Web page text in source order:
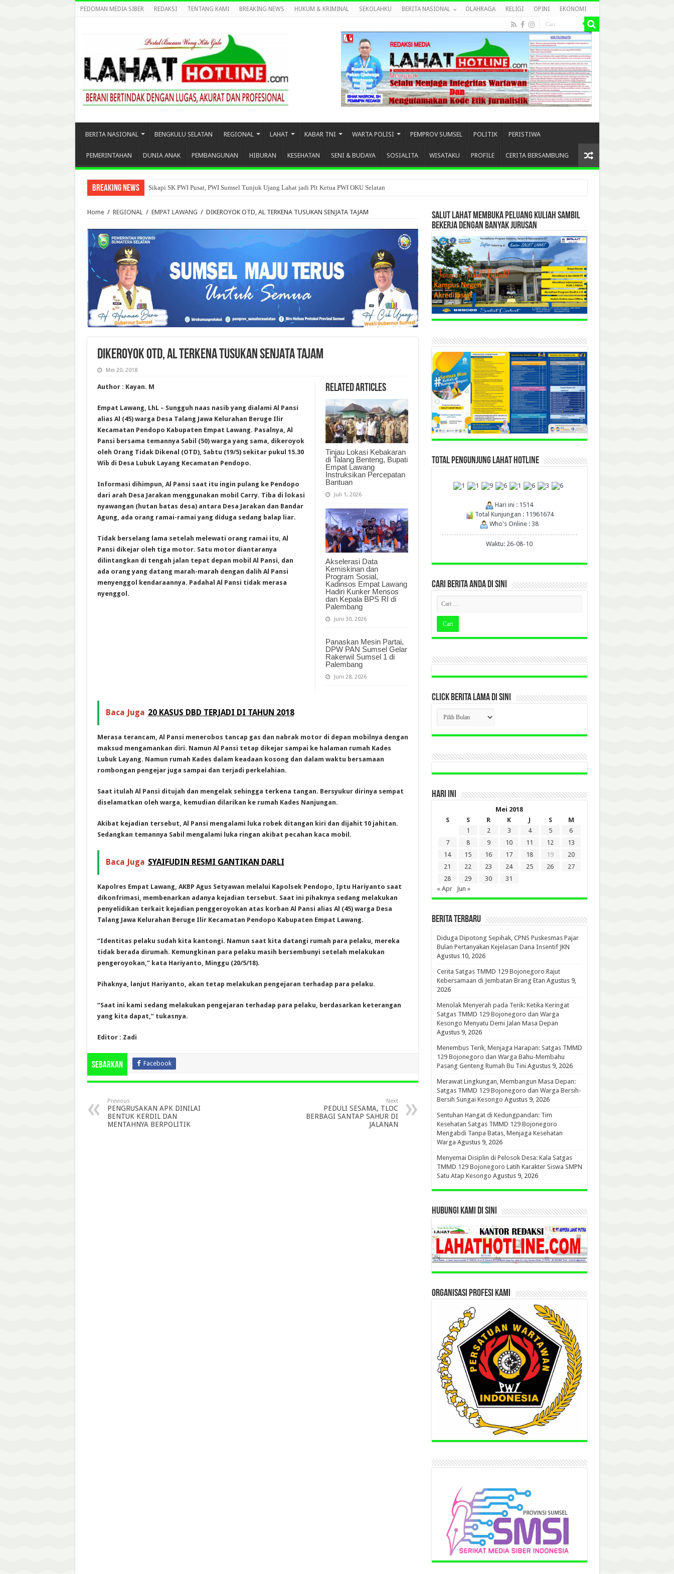
PEDOMAN MEDIA SIBER REDAKSI TENTANG KAMI BREAKING NEWS HUKUM & KRIMINAL SEKOLAHKU BERITA NASIONAL OLAHRAGA RELIGI OPINI EKONOMI
BERITA NASIONAL BENGKULU SELATAN REGIONAL LAHAT KABAR TNI WARTA POLISI PEMPROV SUMSEL POLITIK PERISTIWA
PEMERINTAHAN DUNIA ANAK PEMBANGUNAN HIBURAN KESEHATAN SENI & BUDAYA SOSIALITA WISATAKU PROFILE CERITA BERSAMBUNG
Breaking News Sikapi SK PWI Pusat, PWI Sumsel Tunjuk Ujang Lahat jadi Plt Ketua PWI OKU Selatan
Home / REGIONAL / EMPAT LAWANG / DIKEROYOK OTD, AL TERKENA TUSUKAN SENJATA TAJAM
DIKEROYOK OTD, AL TERKENA TUSUKAN SENJATA TAJAM
Mei 20, 2018
Related Articles
Tinjau Lokasi Kebakaran
di Talang Benteng, Bupati
Empat Lawang
Instruksikan Percepatan
Bantuan
Juli 1, 2026
Akselerasi Data
Kemiskinan dan
Program Sosial,
Kadinsos Empat Lawang
Hadiri Kunker Mensos
dan Kepala BPS RI di
Palembang
Juni 30, 2026
Panaskan Mesin Partai,
DPW PAN Sumsel Gelar
Rakerwil Sumsel 1 di
Palembang
Juni 28, 2026
Author : Kayan. M
Empat Lawang, LhL – Sungguh naas nasib yang dialami Al Pansi
alias Al (45) warga Desa Talang Jawa Kelurahan Beruge Ilir
Kecamatan Pendopo Kabupaten Empat Lawang. Pasalnya, Al
Pansi bersama temannya Sabil (50) warga yang sama, dikeroyok
oleh Orang Tidak Dikenal (OTD), Sabtu (19/5) sekitar pukul 15.30
Wib di Desa Lubuk Layang Kecamatan Pendopo.
Informasi dihimpun, Al Pansi saat itu ingin pulang ke Pendopo
dari arah Desa Jarakan menggunakan mobil Carry. Tiba di lokasi
nyawangan (hutan batas desa) antara Desa Jarakan dan Bandar
Agung, ada orang ramai-ramai yang diduga sedang balap liar.
Tidak berselang lama setelah melewati orang ramai itu, Al
Pansi dikejar oleh tiga motor. Satu motor diantaranya
dilintangkan di tengah jalan tepat depan mobil Al Pansi, dan
ada orang yang datang marah-marah dengan dalih Al Pansi
menyenggol kendaraannya. Padahal Al Pansi tidak merasa
nyenggol.
Baca Juga 20 KASUS DBD TERJADI DI TAHUN 2018
Merasa terancam, Al Pansi menerobos tancap gas dan nabrak motor di depan mobilnya dengan
maksud mengamankan diri. Namun Al Pansi tetap dikejar sampai ke halaman rumah Kades
Lubuk Layang. Namun rumah Kades dalam keadaan kosong dan dalam waktu bersamaan
rombongan pengejar juga sampai dan terjadi perkelahian.
Saat itulah Al Pansi ditujah dan mengelak sehingga terkena tangan. Bersyukur dirinya sempat
diselamatkan oleh warga, kemudian dilarikan ke rumah Kades Nanjungan.
Akibat kejadian tersebut, Al Pansi mengalami luka robek ditangan kiri dan dijahit 10 jahitan.
Sedangkan temannya Sabil mengalami luka ringan akibat pecahan kaca mobil.
Baca Juga SYAIFUDIN RESMI GANTIKAN DARLI
Kapolres Empat Lawang, AKBP Agus Setyawan melalui Kapolsek Pendopo, Iptu Hariyanto saat
dikonfrimasi, membenarkan adanya kejadian tersebut. Saat ini pihaknya sedang melakukan
penyelidikan terkait kejadian penggeroyokan atas korban Al Pansi alias Al (45) warga Desa
Talang Jawa Kelurahan Beruge Ilir Kecamatan Pendopo Kabupaten Empat Lawang.
“Identitas pelaku sudah kita kantongi. Namun saat kita datangi rumah para pelaku, mereka
tidak berada dirumah. Kemungkinan para pelaku masih bersembunyi setelah melakukan
pengeroyokan,” kata Hariyanto, Minggu (20/5/18).
Pihaknya, lanjut Hariyanto, akan tetap melakukan pengejaran terhadap para pelaku.
“Saat ini kami sedang melakukan pengejaran terhadap para pelaku, berdasarkan keterangan
yang kita dapat,” tukasnya.
Editor : Zadi
Sebarkan Facebook
Previous
PENGRUSAKAN APK DINILAI
BENTUK KERDIL DAN
MENTAHNYA BERPOLITIK
Next
PEDULI SESAMA, TLOC
BERBAGI SANTAP SAHUR DI
JALANAN
SALUT LAHAT MEMBUKA PELUANG KULIAH SAMBIL
BEKERJA DENGAN BANYAK JURUSAN
TOTAL PENGUNJUNG LAHAT HOTLINE
Hari ini : 1514
Total Kunjungan : 11961674
Who's Online : 38
Waktu: 26-08-10
CARI BERITA ANDA DI SINI
CLICK BERITA LAMA DI SINI
CLICK
BERITA
LAMA
DI
HARI INI
Mei 2018
S
S R K J S
M
1
2 3 4 5
6
7
8 9 10 11 12
13
14
15 16 17 18 19
20
21
22 23 24 25 26
27
28
29 30
31
« Apr
Jun »
BERITA TERBARU
Diduga Dipotong Sepihak, CPNS Puskesmas Pajar
Bulan Pertanyakan Kejelasan Dana Insentif JKN
Agustus 10, 2026
Cerita Satgas TMMD 129 Bojonegoro Rajut
Kebersamaan di Jembatan Brang Etan Agustus 9,
2026
Menolak Menyerah pada Terik: Ketika Keringat
Satgas TMMD 129 Bojonegoro dan Warga
Kesongo Menyatu Demi Jalan Masa Depan
Agustus 9, 2026
Menembus Terik, Menjaga Harapan: Satgas TMMD
129 Bojonegoro dan Warga Bahu-Membahu
Pasang Genteng Rumah Bu Tini Agustus 9, 2026
Merawat Lingkungan, Membangun Masa Depan:
Satgas TMMD 129 Bojonegoro dan Warga Bersih-
Bersih Sungai Kesongo Agustus 9, 2026
Sentuhan Hangat di Kedungpandan: Tim
Kesehatan Satgas TMMD 129 Bojonegoro
Mengabdi Tanpa Batas, Menjaga Kesehatan
Warga Agustus 9, 2026
Menyemai Disiplin di Pelosok Desa: Kala Satgas
TMMD 129 Bojonegoro Latih Karakter Siswa SMPN
Satu Atap Kesongo Agustus 9, 2026
HUBUNGI KAMI DI SINI
ORGANISASI PROFESI KAMI